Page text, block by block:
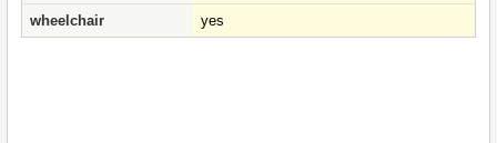
wheelchair
yes